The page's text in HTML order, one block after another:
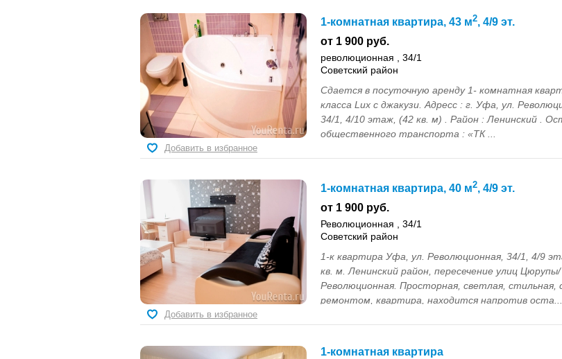
1-комнатная квартира, 43 м2, 4/9 эт.
от 1 900 руб.
революционная , 34/1
Советский район
Сдается в посуточную аренду 1- комнатная
класса Lux с джакузи. Адресс : г. Уфа, ул.
34/1, 4/10 этаж, (42 кв. м) . Район : Ленинский .
общественного транспорта : «ТК ...
Добавить в избранное
1-комнатная квартира, 40 м2, 4/9 эт.
от 1 900 руб.
Революционная , 34/1
Советский район
1-к квартира Уфа, ул. Революционная, 34/1, 4/9
кв. м. Ленинский район, пересечение улиц Цюрупы/
Революционная. Просторная, светлая, стильная,
ремонтом, квартира, находится напротив оста...
Добавить в избранное
1-комнатная квартира